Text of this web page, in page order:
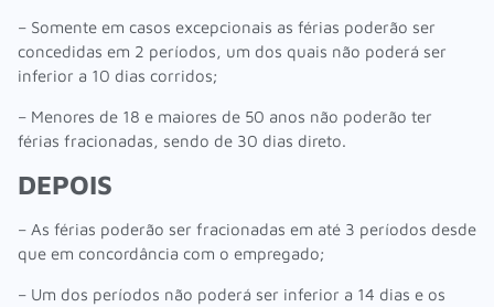
– Somente em casos excepcionais as férias poderão ser
concedidas em 2 períodos, um dos quais não poderá ser
inferior a 10 dias corridos;
– Menores de 18 e maiores de 50 anos não poderão ter
férias fracionadas, sendo de 30 dias direto.
DEPOIS
– As férias poderão ser fracionadas em até 3 períodos desde
que em concordância com o empregado;
– Um dos períodos não poderá ser inferior a 14 dias e os